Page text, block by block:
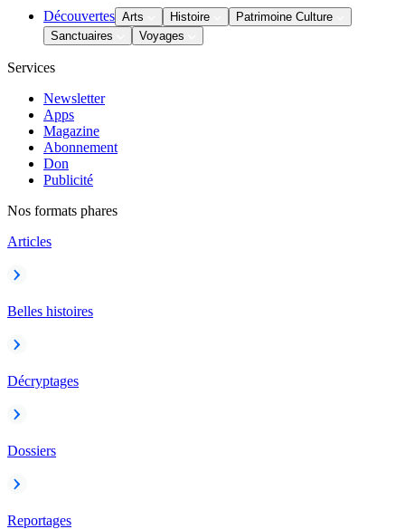
Découvertes Arts Histoire
Patrimoine Culture
Sanctuaires
Voyages
Services
Newsletter
Apps
Magazine
Abonnement
Don
Publicité
Nos formats phares
Articles
Belles histoires
Décryptages
Dossiers
Reportages